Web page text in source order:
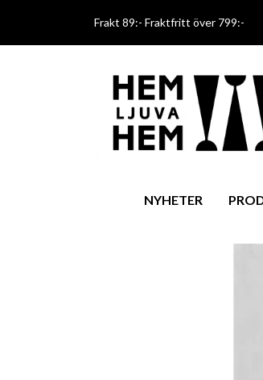
Frakt 89:- Fraktfritt över 799:-
NYHETER